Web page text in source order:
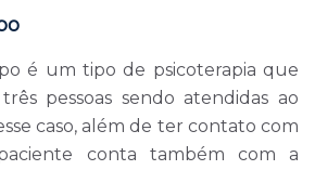
é um tipo de psicoterapia que
pessoas sendo atendidas ao
caso, além de ter contato com
conta também com a